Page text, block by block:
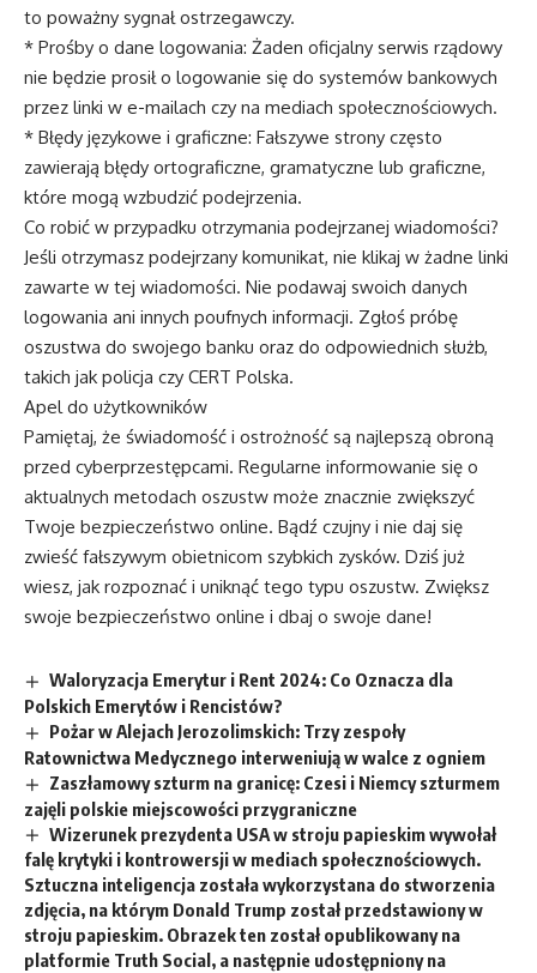
to poważny sygnał ostrzegawczy.
* Prośby o dane logowania: Żaden oficjalny serwis rządowy
nie będzie prosił o logowanie się do systemów bankowych
przez linki w e-mailach czy na mediach społecznościowych.
* Błędy językowe i graficzne: Fałszywe strony często
zawierają błędy ortograficzne, gramatyczne lub graficzne,
które mogą wzbudzić podejrzenia.
Co robić w przypadku otrzymania podejrzanej wiadomości?
Jeśli otrzymasz podejrzany komunikat, nie klikaj w żadne linki
zawarte w tej wiadomości. Nie podawaj swoich danych
logowania ani innych poufnych informacji. Zgłoś próbę
oszustwa do swojego banku oraz do odpowiednich służb,
takich jak policja czy CERT Polska.
Apel do użytkowników
Pamiętaj, że świadomość i ostrożność są najlepszą obroną
przed cyberprzestępcami. Regularne informowanie się o
aktualnych metodach oszustw może znacznie zwiększyć
Twoje bezpieczeństwo online. Bądź czujny i nie daj się
zwieść fałszywym obietnicom szybkich zysków. Dziś już
wiesz, jak rozpoznać i uniknąć tego typu oszustw. Zwiększ
swoje bezpieczeństwo online i dbaj o swoje dane!
Waloryzacja Emerytur i Rent 2024: Co Oznacza dla
Polskich Emerytów i Rencistów?
Pożar w Alejach Jerozolimskich: Trzy zespoły
Ratownictwa Medycznego interweniują w walce z ogniem
Zaszłamowy szturm na granicę: Czesi i Niemcy szturmem
zajęli polskie miejscowości przygraniczne
Wizerunek prezydenta USA w stroju papieskim wywołał
falę krytyki i kontrowersji w mediach społecznościowych.
Sztuczna inteligencja została wykorzystana do stworzenia
zdjęcia, na którym Donald Trump został przedstawiony w
stroju papieskim. Obrazek ten został opublikowany na
platformie Truth Social, a następnie udostępniony na